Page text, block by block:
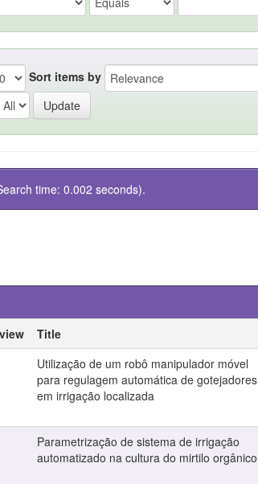
Sort items by
time: 0.002 seconds).
Title
Utilização de um robô manipulador móvel
para regulagem automática de gotejadores
em irrigação localizada
Parametrização de sistema de irrigação
automatizado na cultura do mirtilo orgânico